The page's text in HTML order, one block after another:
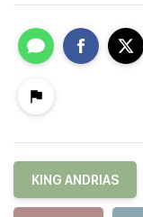
KING ANDRIAS